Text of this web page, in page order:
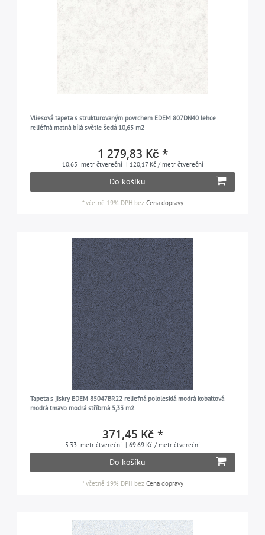
Vliesová tapeta s strukturovaným povrchem EDEM 807DN40 lehce
reliéfná matná bílá světle šedá 10,65 m2
1 279,83 Kč *
10.65 metr čtvereční | 120,17 Kč / metr čtvereční
Do košíku
*včetně 19% DPHbez Cena dopravy
Tapeta s jiskry EDEM 85047BR22 reliefná pololesklá modrá kobaltová
modrá tmavo modrá stříbrná 5,33 m2
371,45 Kč *
5.33 metr čtvereční | 69,69 Kč / metr čtvereční
Do košíku
*včetně 19% DPHbez Cena dopravy